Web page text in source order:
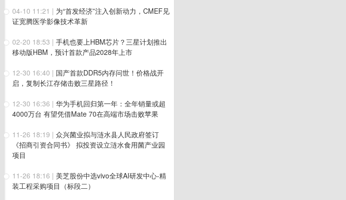
04-10 11:21 | 为“首发经济”注入创新动力，CMEF见
证宽腾医学影像技术革新
02-20 18:53 | 手机也要上HBM芯片？三星计划推出
移动版HBM，预计首款产品2028年上市
12-30 16:40 | 国产首款DDR5内存问世！价格战开
启，复制长江存储击败三星路径！
12-30 16:36 | 华为手机回归第一年：全年销量或超
4000万台 有望凭借Mate 70在高端市场击败苹果
11-26 18:19 | 众兴菌业拟与涟水县人民政府签订
《招商引资合同书》 拟投资设立涟水食用菌产业园
项目
11-26 18:16 | 美芝股份中选vivo全球AI研发中心-精
装工程采购项目（标段二）